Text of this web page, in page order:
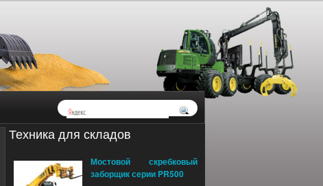
Техника для складов
Мостовой скребковый
заборщик серии PR500